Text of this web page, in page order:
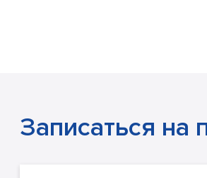
Записаться на